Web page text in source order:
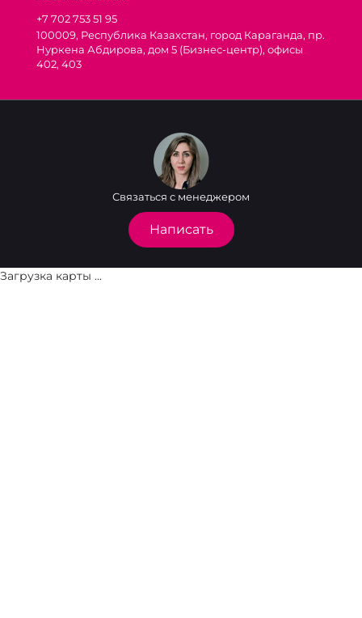
+7 702 753 51 95
100009, Республика Казахстан, город Караганда, пр.
Нуркена Абдирова, дом 5 (Бизнес-центр), офисы
402, 403
Связаться с менеджером
Написать
Загрузка карты ...